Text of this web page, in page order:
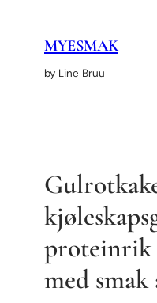
innholdMYESMAK
by Line Bruu
proteinrik
med